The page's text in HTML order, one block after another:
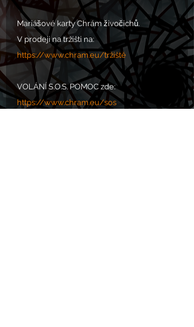
Mariášové karty Chrám živočichů.
V prodeji na tržišti na:
https://www.chram.eu/tržiště
VOLÁNÍ S.O.S. POMOC zde:
https://www.chram.eu/sos